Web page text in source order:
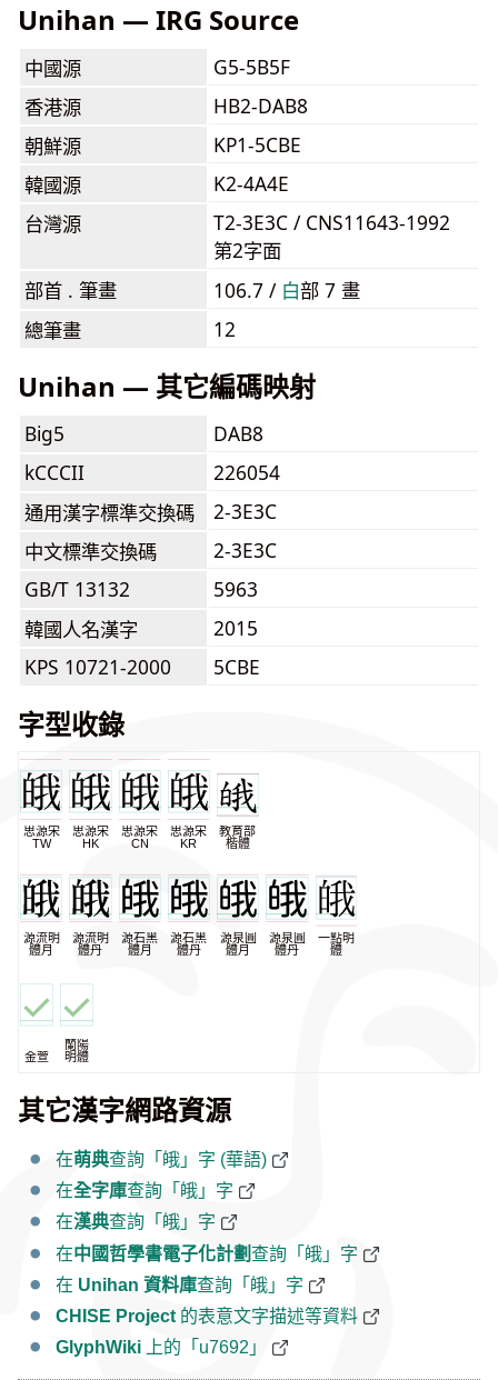
Unihan — IRG Source
中國源
G5-5B5F
香港源
HB2-DAB8
朝鮮源
KP1-5CBE
韓國源
K2-4A4E
台灣源
T2-3E3C / CNS11643-1992
第2字面
部首 . 筆畫
106.7 / ⽩部 7 畫
總筆畫
12
Unihan — 其它編碼映射
Big5
DAB8
kCCCII
226054
通用漢字標準交換碼
2-3E3C
中文標準交換碼
2-3E3C
GB/T 13132
5963
韓國人名漢字
2015
KPS 10721-2000
5CBE
字型收錄
思源宋
TW
思源宋
HK
思源宋
CN
思源宋
KR
教育部
楷體
源流明
體月
源流明
體丹
源石黑
體月
源石黑
體丹
源泉圓
體月
源泉圓
體丹
一點明
體
金萱
蘭陽
明體
其它漢字網路資源
在萌典查詢「皒」字 (華語)
在全字庫查詢「皒」字
在漢典查詢「皒」字
在中國哲學書電子化計劃查詢「皒」字
在 Unihan 資料庫查詢「皒」字
CHISE Project 的表意文字描述等資料
GlyphWiki 上的「u7692」